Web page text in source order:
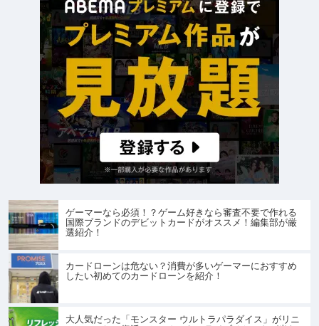
ゲーマーなら必須！？ゲーム好きなら審査不要で作れる
国際ブランドのデビットカードがオススメ！編集部が厳
選紹介！
カードローンは危ない？消費が多いゲーマーにおすすめ
したい初めてのカードローンを紹介！
大人気だった「モンスター ウルトラパラダイス」がリニ